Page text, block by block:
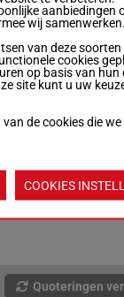
Quoteringen
aanbiedingen
wij
van deze soorten
cookies
op basis van hun
site kunt u uw
de cookies die we
COOKIES